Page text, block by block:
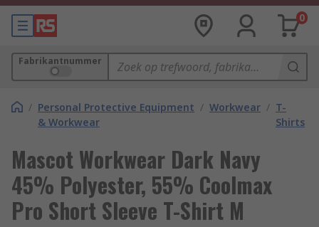
0
Fabrikantnummer
/ Personal Protective Equipment
& Workwear
/ Workwear / T-
Shirts
Mascot Workwear Dark Navy
45% Polyester, 55% Coolmax
Pro Short Sleeve T-Shirt M